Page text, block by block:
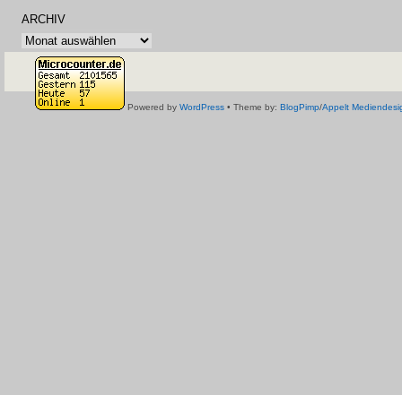
ARCHIV
Archiv
Powered by WordPress • Theme by: BlogPimp/Appelt